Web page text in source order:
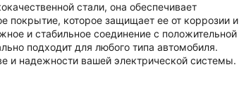
стали, она обеспечивает
покрытие, которое защищает ее от коррозии и
и стабильное соединение с положительной
подходит для любого типа автомобиля.
и надежности вашей электрической системы.